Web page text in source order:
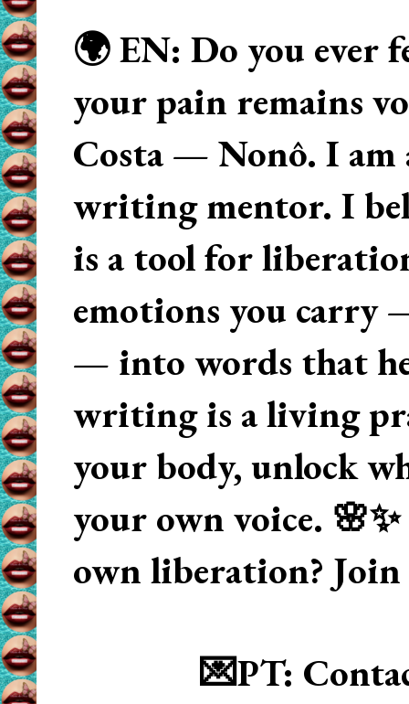
🌍 EN: Do you ever
your pain remains
Costa — Nonô. I am
writing mentor. I
is a tool for
emotions you carry
— into words that
writing is a living
your body, unlock
your own voice.
own liberation? Join
💌PT: